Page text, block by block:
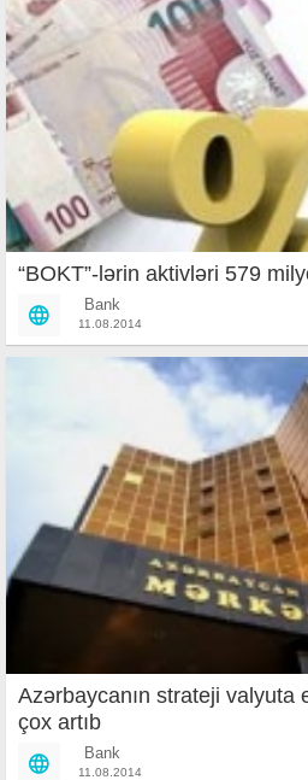
“BOKT”-lərin aktivləri 579
Bank
11.08.2014
Azərbaycanın strateji valyuta
çox artıb
Bank
11.08.2014